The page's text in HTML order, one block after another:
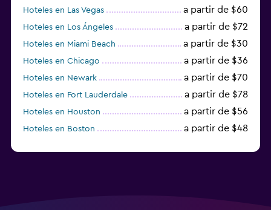
Hoteles en Las Vegas a partir de $60
Hoteles en Los Ángeles a partir de $72
Hoteles en Miami Beach a partir de $30
Hoteles en Chicago a partir de $36
Hoteles en Newark a partir de $70
Hoteles en Fort Lauderdale a partir de $78
Hoteles en Houston a partir de $56
Hoteles en Boston a partir de $48